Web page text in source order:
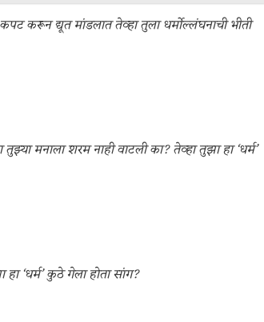
करून द्यूत मांडलात तेव्हा तुला धर्मोल्लंघनाची भीती
मनाला शरम नाही वाटली का? तेव्हा तुझा हा ‘धर्म’
‘धर्म’ कुठे गेला होता सांग?